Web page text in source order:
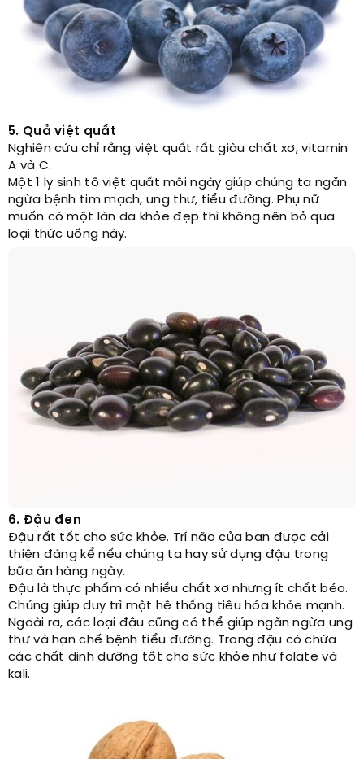
5. Quả việt quất
Nghiên cứu chỉ rằng việt quất rất giàu chất xơ, vitamin
A và C.
Một 1 ly sinh tố việt quất mỗi ngày giúp chúng ta ngăn
ngừa bệnh tim mạch, ung thư, tiểu đường. Phụ nữ
muốn có một làn da khỏe đẹp thì không nên bỏ qua
loại thức uống này.
6. Đậu đen
Đậu rất tốt cho sức khỏe. Trí não của bạn được cải
thiện đáng kể nếu chúng ta hay sử dụng đậu trong
bữa ăn hàng ngày.
Đậu là thực phẩm có nhiều chất xơ nhưng ít chất béo.
Chúng giúp duy trì một hệ thống tiêu hóa khỏe mạnh.
Ngoài ra, các loại đậu cũng có thể giúp ngăn ngừa ung
thư và hạn chế bệnh tiểu đường. Trong đậu có chứa
các chất dinh dưỡng tốt cho sức khỏe như folate và
kali.